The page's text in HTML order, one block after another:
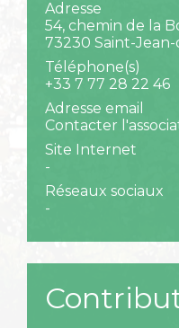
Adresse
54, chemin de la
73230 Saint-
Téléphone(s)
+33 7 77 28 22 46
Adresse email
Contacter
Site Internet
-
Réseaux sociaux
-